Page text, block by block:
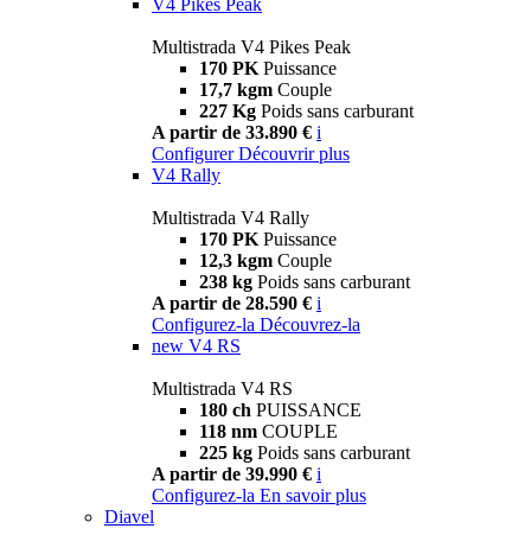
Multistrada V4 Pikes Peak
170 PK Puissance
17,7 kgm Couple
227 Kg Poids sans carburant
A partir de 33.890 € i
Configurer Découvrir plus
V4 Rally
Multistrada V4 Rally
170 PK Puissance
12,3 kgm Couple
238 kg Poids sans carburant
A partir de 28.590 € i
Configurez-la Découvrez-la
new V4 RS
Multistrada V4 RS
180 ch PUISSANCE
118 nm COUPLE
225 kg Poids sans carburant
A partir de 39.990 € i
Configurez-la En savoir plus
Diavel